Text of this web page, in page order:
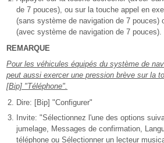
de 7 pouces), ou sur la touche appel en
(sans système de navigation de 7 pouces)
(avec système de navigation de 7 pouces).
REMARQUE
Pour les véhicules équipés du système de
peut aussi exercer une pression brève sur la
[Bip] "Téléphone".
Dire: [Bip] "Configurer"
Invite: "Sélectionnez l'une des options
jumelage, Messages de confirmation,
téléphone ou Sélectionner un lecteur